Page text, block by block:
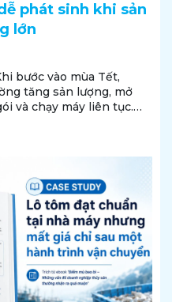
phát sinh khi sản
lớn
bước vào mùa Tết,
tăng sản lượng, mở
và chạy máy liên tục.